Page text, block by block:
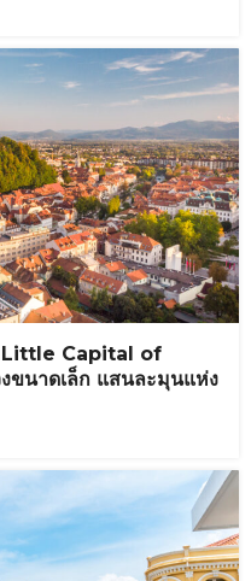
Capital of
ขนาดเล็ก แสนละมุนแห่ง